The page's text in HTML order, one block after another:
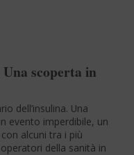
scoperta in
dell’insulina. Una
evento imperdibile, un
alcuni tra i più
della sanità in